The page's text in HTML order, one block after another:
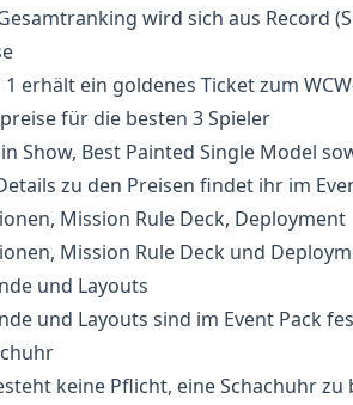
wird sich aus Record
1 erhält ein goldenes Ticket zum
für die besten 3 Spieler
Show, Best Painted Single Model
zu den Preisen findet ihr im
Mission Rule Deck, Deployment
Mission Rule Deck und
und Layouts
und Layouts sind im Event Pack
keine Pflicht, eine Schachuhr